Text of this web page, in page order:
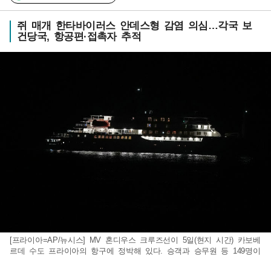
쥐 매개 한타바이러스 안데스형 감염 의심…각국 보
건당국, 항공편·접촉자 추적
[프라이아=AP/뉴시스] MV 혼디우스 크루즈선이 5일(현지 시간) 카보베
르데 수도 프라이아의 항구에 정박해 있다. 승객과 승무원 등 149명이